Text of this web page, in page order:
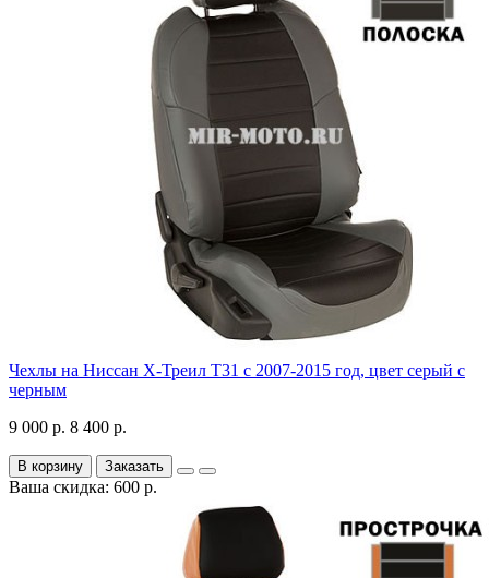
Чехлы на Ниссан Х-Треил Т31 с 2007-2015 год, цвет серый с
черным
9 000 р. 8 400 р.
В корзину Заказать
Ваша скидка: 600 р.